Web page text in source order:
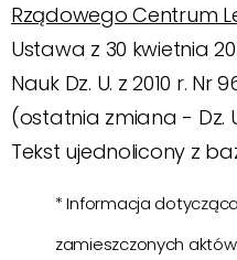
Rządowego Centrum
Ustawa z 30 kwietnia
Nauk Dz. U. z 2010 r. Nr
(ostatnia zmiana - Dz.
Tekst ujednolicony z
* Informacja
zamieszczonych